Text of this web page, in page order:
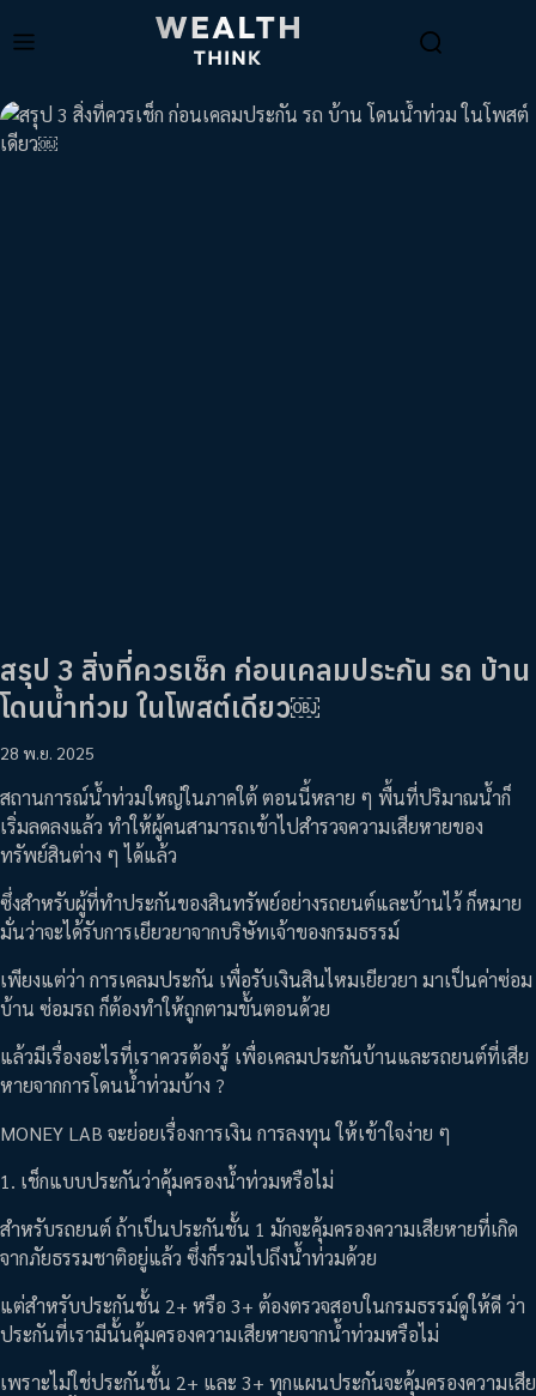
สรุป 3 สิ่งที่ควรเช็ก ก่อนเคลมประกัน รถ บ้าน
โดนน้ำท่วม ในโพสต์เดียว￼
28 พ.ย. 2025
สถานการณ์น้ำท่วมใหญ่ในภาคใต้ ตอนนี้หลาย ๆ พื้นที่ปริมาณน้ำก็
เริ่มลดลงแล้ว ทำให้ผู้คนสามารถเข้าไปสำรวจความเสียหายของ
ทรัพย์สินต่าง ๆ ได้แล้ว
ซึ่งสำหรับผู้ที่ทำประกันของสินทรัพย์อย่างรถยนต์และบ้านไว้ ก็หมาย
มั่นว่าจะได้รับการเยียวยาจากบริษัทเจ้าของกรมธรรม์
เพียงแต่ว่า การเคลมประกัน เพื่อรับเงินสินไหมเยียวยา มาเป็นค่าซ่อม
บ้าน ซ่อมรถ ก็ต้องทำให้ถูกตามขั้นตอนด้วย
แล้วมีเรื่องอะไรที่เราควรต้องรู้ เพื่อเคลมประกันบ้านและรถยนต์ที่เสีย
หายจากการโดนน้ำท่วมบ้าง ?
MONEY LAB จะย่อยเรื่องการเงิน การลงทุน ให้เข้าใจง่าย ๆ
1. เช็กแบบประกันว่าคุ้มครองน้ำท่วมหรือไม่
สำหรับรถยนต์ ถ้าเป็นประกันชั้น 1 มักจะคุ้มครองความเสียหายที่เกิด
จากภัยธรรมชาติอยู่แล้ว ซึ่งก็รวมไปถึงน้ำท่วมด้วย
แต่สำหรับประกันชั้น 2+ หรือ 3+ ต้องตรวจสอบในกรมธรรม์ดูให้ดี ว่า
ประกันที่เรามีนั้นคุ้มครองความเสียหายจากน้ำท่วมหรือไม่
เพราะไม่ใช่ประกันชั้น 2+ และ 3+ ทุกแผนประกันจะคุ้มครองความเสีย